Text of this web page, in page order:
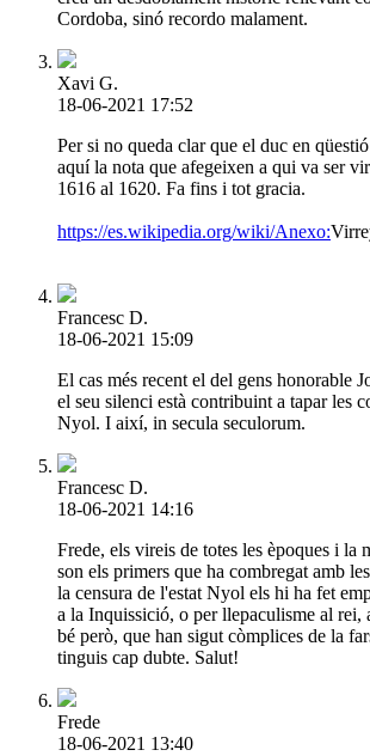
Cordoba, sinó recordo malament.
Xavi G.
18-06-2021 17:52
Per si no queda clar que el duc en
aquí la nota que afegeixen a qui va ser
1616 al 1620. Fa fins i tot gracia.
https://es.wikipedia.org/wiki/Anexo:
Francesc D.
18-06-2021 15:09
El cas més recent el del gens honorable
el seu silenci està contribuint a tapar les
Nyol. I així, in secula seculorum.
Francesc D.
18-06-2021 14:16
Frede, els vireis de totes les èpoques i la
son els primers que ha combregat amb
la censura de l'estat Nyol els hi ha fet
a la Inquissició, o per llepaculisme al
bé però, que han sigut còmplices de la
tinguis cap dubte. Salut!
Frede
18-06-2021 13:40